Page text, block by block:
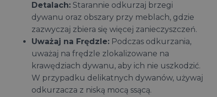
Detalach: Starannie odkurzaj brzegi
dywanu oraz obszary przy meblach, gdzie
zazwyczaj zbiera się więcej zanieczyszczeń.
Uważaj na Frędzle: Podczas odkurzania,
uważaj na frędzle zlokalizowane na
krawędziach dywanu, aby ich nie uszkodzić.
W przypadku delikatnych dywanów, używaj
odkurzacza z niską mocą ssącą.